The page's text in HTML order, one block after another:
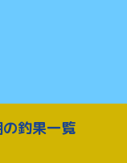
釣果一覧